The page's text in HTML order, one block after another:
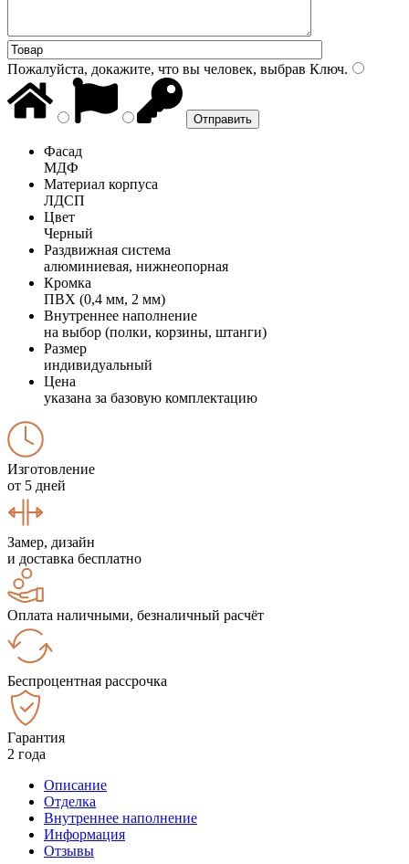
Пожалуйста, докажите, что вы человек, выбрав Ключ.
Фасад
МДФ
Материал корпуса
ЛДСП
Цвет
Черный
Раздвижная система
алюминиевая, нижнеопорная
Кромка
ПВХ (0,4 мм, 2 мм)
Внутреннее наполнение
на выбор (полки, корзины, штанги)
Размер
индивидуальный
Цена
указана за базовую комплектацию
Изготовление
от 5 дней
Замер, дизайн
и доставка бесплатно
Оплата наличными, безналичный расчёт
Беспроцентная рассрочка
Гарантия
2 года
Описание
Отделка
Внутреннее наполнение
Информация
Отзывы